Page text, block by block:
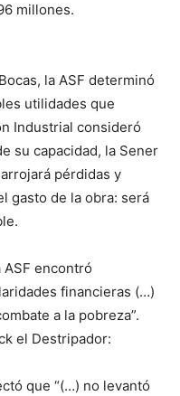
millones.
la ASF determinó
utilidades que
Industrial consideró
su capacidad, la Sener
pérdidas y
gasto de la obra: será
encontró
financieras (…)
a la pobreza”.
el Destripador:
que “(…) no levantó